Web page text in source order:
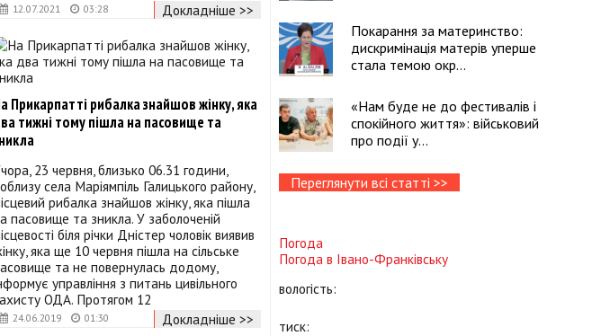
12.07.2021 03:28
Докладніше >>
24.06.2019 01:30
Прикарпатті рибалка знайшов жінку, яка
тижні тому пішла на пасовище та
23 червня, близько 06.31 години,
села Маріямпіль Галицького району,
рибалка знайшов жінку, яка пішла
пасовище та зникла. У заболоченій
біля річки Дністер чоловік виявив
яка ще 10 червня пішла на сільське
та не повернулась додому,
управління з питань цивільного
ОДА. Протягом 12
Докладніше >>
Покарання за материнство:
дискримінація матерів уперше
стала темою окр...
«Нам буде не до фестивалів і
спокійного життя»: військовий
про події у...
Переглянути всі статті >>
Погода
Погода в Івано-Франківську
вологість:
тиск: